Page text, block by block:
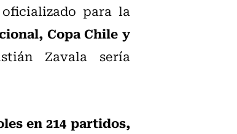
para la
Copa Chile y
Zavala sería
en 214 partidos,